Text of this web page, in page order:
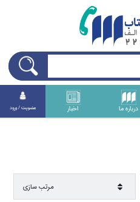
درباره ما اخبار عضويت / ورود
مرتب سازي